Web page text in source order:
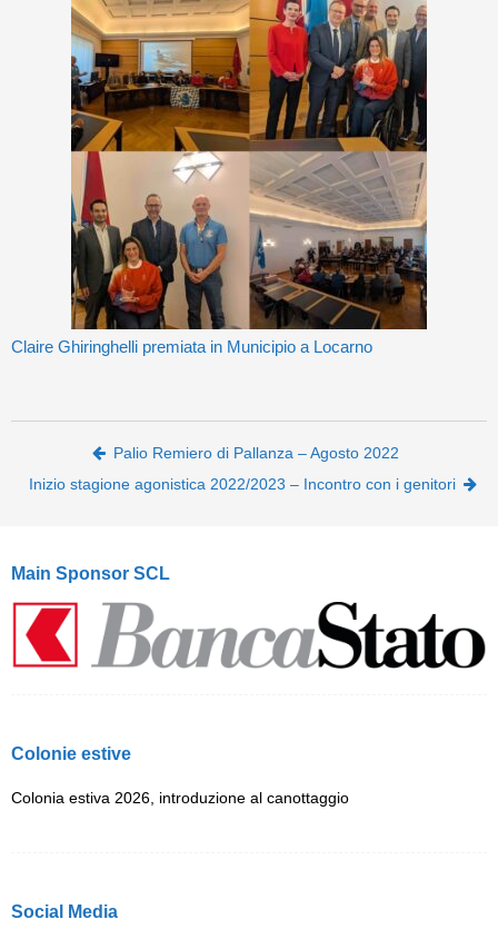
Claire Ghiringhelli premiata in Municipio a Locarno
Post navigation
Palio Remiero di Pallanza – Agosto 2022
Inizio stagione agonistica 2022/2023 – Incontro con i genitori
Main Sponsor SCL
Colonie estive
Colonia estiva 2026, introduzione al canottaggio
Social Media